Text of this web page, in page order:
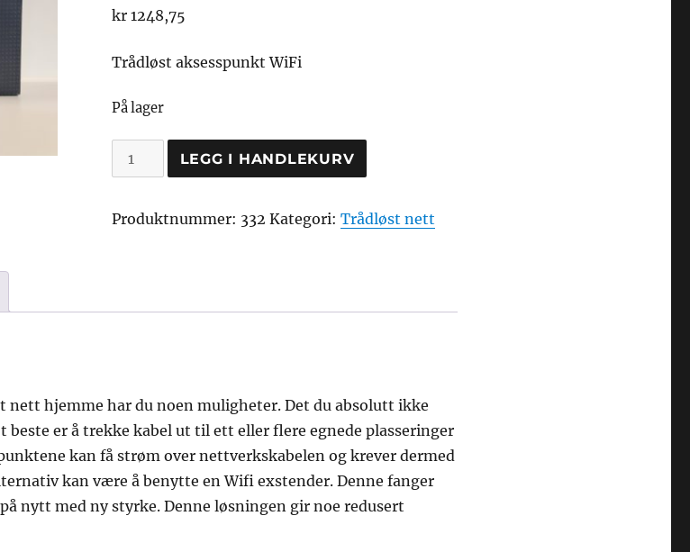
kr1248,75
Trådløst aksesspunkt WiFi
På lager
Aksesspunkt
TP-
AC1350
LEGG I HANDLEKURV
Produktnummer: 332 Kategori: Trådløst nett
nett hjemme har du noen muligheter. Det du absolutt ikke
beste er å trekke kabel ut til ett eller flere egnede plasseringer
kan få strøm over nettverkskabelen og krever dermed
kan være å benytte en Wifi exstender. Denne fanger
nytt med ny styrke. Denne løsningen gir noe redusert